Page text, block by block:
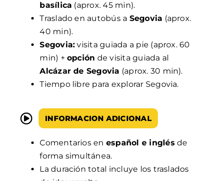
basílica (aprox. 45 min).
Traslado en autobús a Segovia (aprox.
40 min).
Segovia: visita guiada a pie (aprox. 60
min) + opción de visita guiada al
Alcázar de Segovia (aprox. 30 min).
Tiempo libre para explorar Segovia.
INFORMACION ADICIONAL
Comentarios en español e inglés de
forma simultánea.
La duración total incluye los traslados